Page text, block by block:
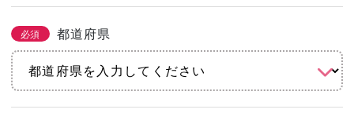
必須 都道府県